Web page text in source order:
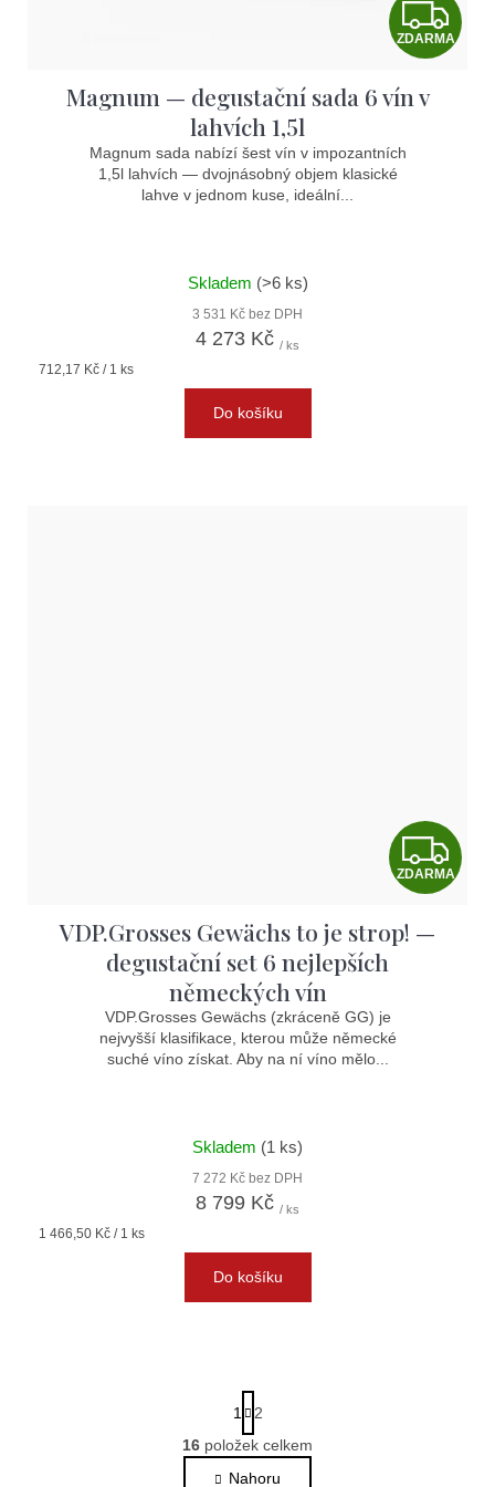
Z
D
ZDARMA
Magnum — degustační sada 6 vín v
lahvích 1,5l
Magnum sada nabízí šest vín v impozantních
1,5l lahvích — dvojnásobný objem klasické
lahve v jednom kuse, ideální...
Skladem (>6 ks)
3 531 Kč bez DPH
4 273 Kč / ks
Měrná
712,17 Kč / 1 ks
Do košíku
Z
D
ZDARMA
VDP.Grosses Gewächs to je strop! —
degustační set 6 nejlepších
německých vín
VDP.Grosses Gewächs (zkráceně GG) je
nejvyšší klasifikace, kterou může německé
suché víno získat. Aby na ní víno mělo...
Skladem (1 ks)
7 272 Kč bez DPH
8 799 Kč / ks
Měrná
1 466,50 Kč / 1 ks
Do košíku
O
v
S
t
r
á
1
2
16 položek celkem
Nahoru